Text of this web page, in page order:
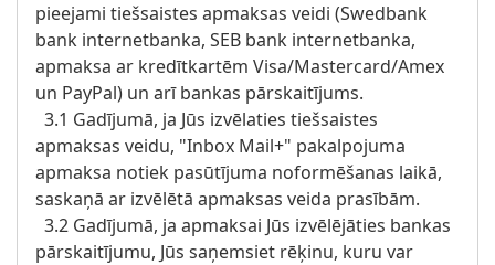
pieejami tiešsaistes apmaksas veidi (Swedbank
bank internetbanka, SEB bank internetbanka,
apmaksa ar kredītkartēm Visa/Mastercard/Amex
un PayPal) un arī bankas pārskaitījums.
3.1 Gadījumā, ja Jūs izvēlaties tiešsaistes
apmaksas veidu, "Inbox Mail+" pakalpojuma
apmaksa notiek pasūtījuma noformēšanas laikā,
saskaņā ar izvēlētā apmaksas veida prasībām.
3.2 Gadījumā, ja apmaksai Jūs izvēlējāties bankas
pārskaitījumu, Jūs saņemsiet rēķinu, kuru var